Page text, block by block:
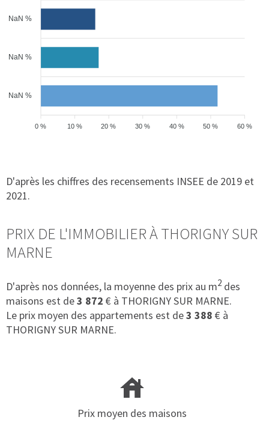
NaN %
NaN %
NaN %
60 %
50 %
40 %
30 %
20 %
10 %
0 %
D'après les chiffres des recensements INSEE de 2019 et
2021.
PRIX DE L'IMMOBILIER À THORIGNY SUR
MARNE
D'après nos données, la moyenne des prix au m2 des
maisons est de3 872 € à THORIGNY SUR MARNE.
Le prix moyen des appartements est de3 388 € à
THORIGNY SUR MARNE.
Prix moyen des maisons